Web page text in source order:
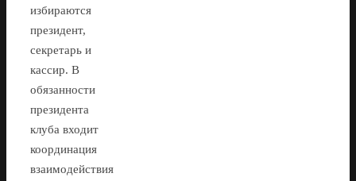
избираются
президент,
секретарь и
кассир. В
обязанности
президента
клуба входит
координация
взаимодействия